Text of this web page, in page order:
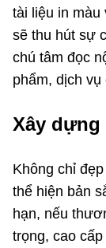
tài liệu in màu
sẽ thu hút sự
chú tâm đọc
phẩm, dịch vụ
Xây
Không chỉ
thể hiện bản
hạn, nếu
trọng, cao